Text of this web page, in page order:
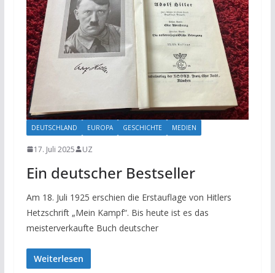
DEUTSCHLAND EUROPA GESCHICHTE MEDIEN
17. Juli 2025 UZ
Ein deutscher Bestseller
Am 18. Juli 1925 erschien die Erstauflage von Hitlers
Hetzschrift „Mein Kampf“. Bis heute ist es das
meisterverkaufte Buch deutscher
Weiterlesen